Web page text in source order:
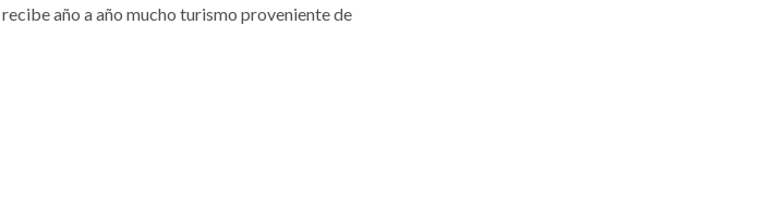
año a año mucho turismo proveniente de